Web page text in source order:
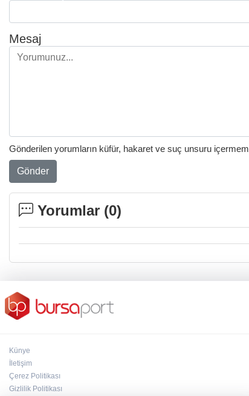
Mesaj
Gönderilen yorumların küfür, hakaret ve suç unsuru
Gönder
Yorumlar (0)
Künye
İletişim
Çerez Politikası
Gizlilik Politikası